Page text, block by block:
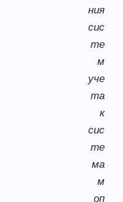
ния
сис
те
м
уче
та
к
сис
те
ма
м
оп